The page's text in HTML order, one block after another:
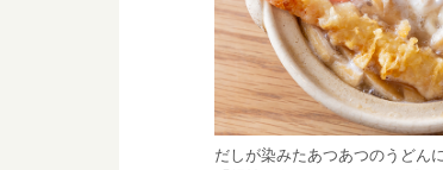
だしが染みたあつあつのうどん